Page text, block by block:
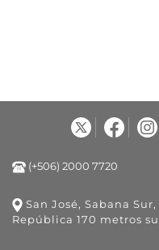
San José, Sabana
República 170 metros
(+506) 2000 7720